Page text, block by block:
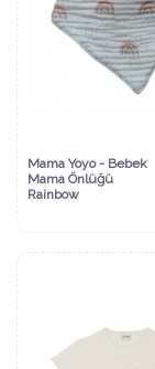
Mama Yoyo - Bebek
Mama Önlüğü
Rainbow